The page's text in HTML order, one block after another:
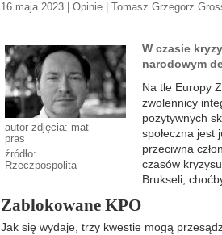
16 maja 2023 | Opinie | Tomasz Grzegorz
autor zdjęcia: mat
pras
źródło:
Rzeczpospolita
W czasie
narodowym
Na tle Europy
zwolennicy
pozytywnych
społeczna jest
przeciwna
czasów
Brukseli,
Zablokowane KPO
Jak się wydaje, trzy kwestie mogą